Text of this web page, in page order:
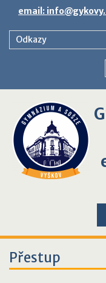
content
email:
Odkazy
Přestup